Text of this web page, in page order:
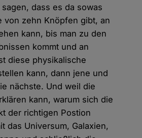
dass es da sowas
von zehn Knöpfen gibt, an
kann, bis man zu den
kommt und an
diese physikalische
kann, dann jene und
nächste. Und weil die
kann, warum sich die
der richtigen Postion
das Universum, Galaxien,